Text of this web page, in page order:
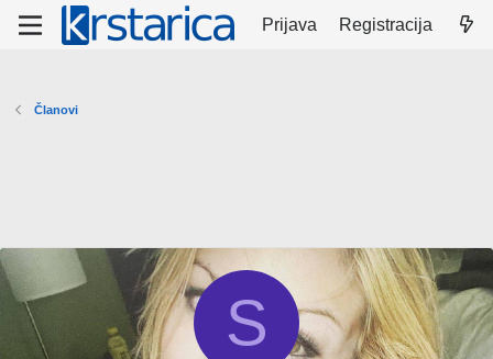
Prijava Registracija
Članovi
S